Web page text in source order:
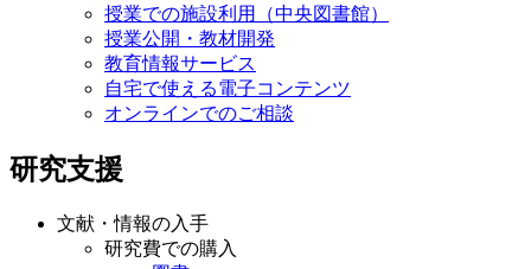
授業での施設利用（中央図書館）
授業公開・教材開発
教育情報サービス
自宅で使える電子コンテンツ
オンラインでのご相談
研究支援
文献・情報の入手
研究費での購入